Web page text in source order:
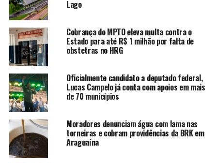
Lago
Cobrança do MPTO eleva multa contra o
Estado para até R$ 1 milhão por falta de
obstetras no HRG
Oficialmente candidato a deputado federal,
Lucas Campelo já conta com apoios em mais
de 70 municípios
Moradores denunciam água com lama nas
torneiras e cobram providências da BRK em
Araguaína